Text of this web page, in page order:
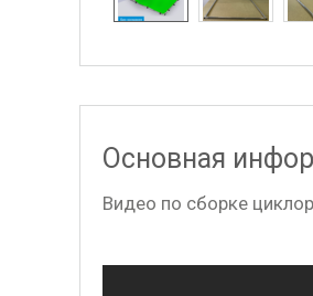
Основная
Видео по сборке